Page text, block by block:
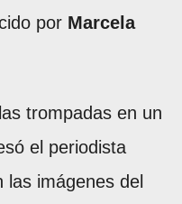
por Marcela
trompadas en un
el periodista
las imágenes del